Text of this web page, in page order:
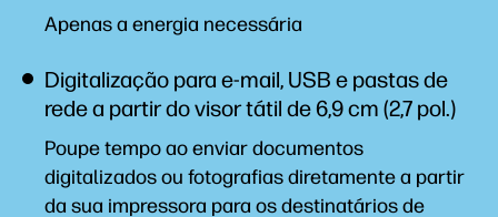
Apenas a energia necessária
Digitalização para e-mail, USB e pastas de
rede a partir do visor tátil de 6,9 cm (2,7 pol.)
Poupe tempo ao enviar documentos
digitalizados ou fotografias diretamente a partir
da sua impressora para os destinatários de